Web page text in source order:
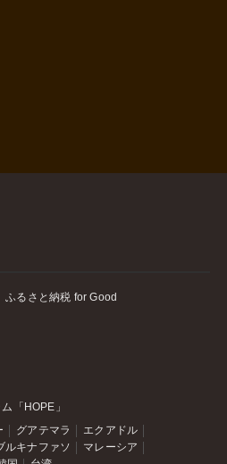
ふるさと納税 for Good
「HOPE」
グアテマラ
エクアドル
ルキナファソ
マレーシア